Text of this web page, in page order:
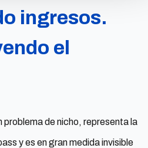
ingresos.
el
problema de nicho, representa la
y es en gran medida invisible